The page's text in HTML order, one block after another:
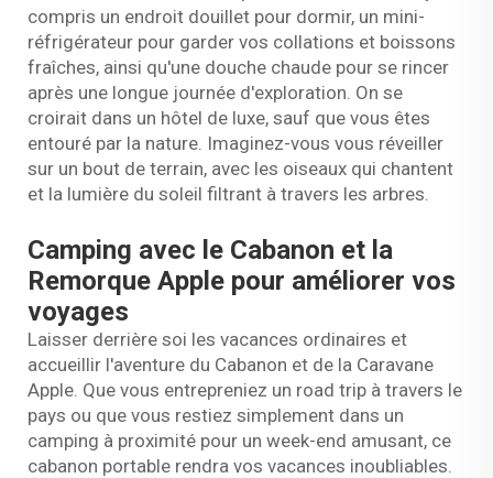
compris un endroit douillet pour dormir, un mini-
réfrigérateur pour garder vos collations et boissons
fraîches, ainsi qu'une douche chaude pour se rincer
après une longue journée d'exploration. On se
croirait dans un hôtel de luxe, sauf que vous êtes
entouré par la nature. Imaginez-vous vous réveiller
sur un bout de terrain, avec les oiseaux qui chantent
et la lumière du soleil filtrant à travers les arbres.
Camping avec le Cabanon et la
Remorque Apple pour améliorer vos
voyages
Laisser derrière soi les vacances ordinaires et
accueillir l'aventure du Cabanon et de la Caravane
Apple. Que vous entrepreniez un road trip à travers le
pays ou que vous restiez simplement dans un
camping à proximité pour un week-end amusant, ce
cabanon portable rendra vos vacances inoubliables.